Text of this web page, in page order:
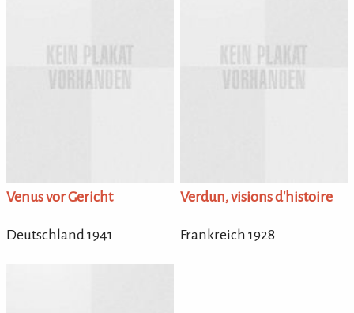
Venus vor Gericht
Deutschland 1941
Verdun, visions d'histoire
Frankreich 1928